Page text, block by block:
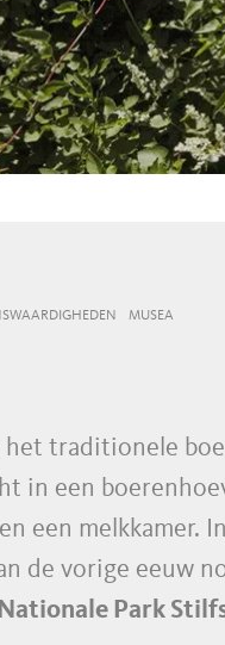
MUSEA
het traditionele
in een
een melkkamer.
de vorige eeuw
Nationale Park